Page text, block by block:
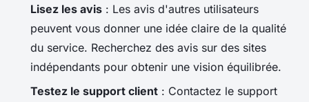
Lisez les avis : Les avis d'autres utilisateurs
peuvent vous donner une idée claire de la qualité
du service. Recherchez des avis sur des sites
indépendants pour obtenir une vision équilibrée.
Testez le support client : Contactez le support